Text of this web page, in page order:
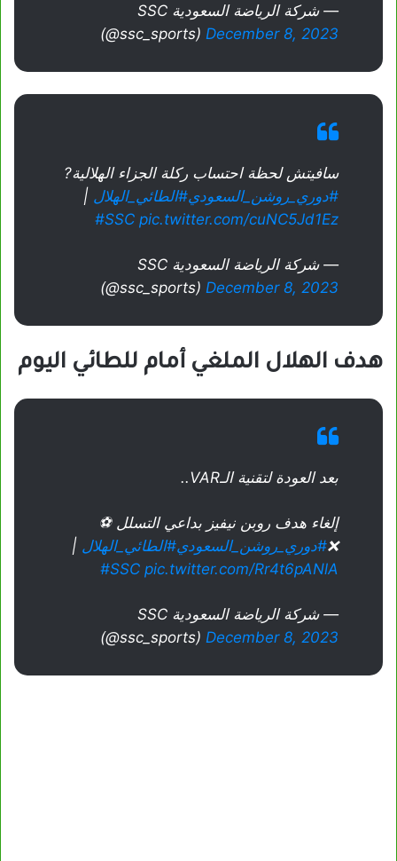
— شركة الرياضة السعودية SSC
(@ssc_sports) December 8, 2023
سافيتش لحظة احتساب ركلة الجزاء الهلالية?
#دوري_روشن_السعودي#الطائي_الهلال |
#SSC pic.twitter.com/cuNC5Jd1Ez
— شركة الرياضة السعودية SSC
(@ssc_sports) December 8, 2023
هدف الهلال الملغي أمام للطائي اليوم
بعد العودة لتقنية الـVAR..
إلغاء هدف روبن نيفيز بداعي التسلل ⚽
❌#دوري_روشن_السعودي#الطائي_الهلال |
#SSC pic.twitter.com/Rr4t6pANlA
— شركة الرياضة السعودية SSC
(@ssc_sports) December 8, 2023